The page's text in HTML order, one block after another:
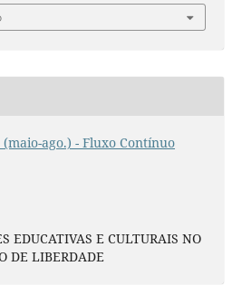
(maio-ago.) - Fluxo Contínuo
EDUCATIVAS E CULTURAIS NO
DE LIBERDADE